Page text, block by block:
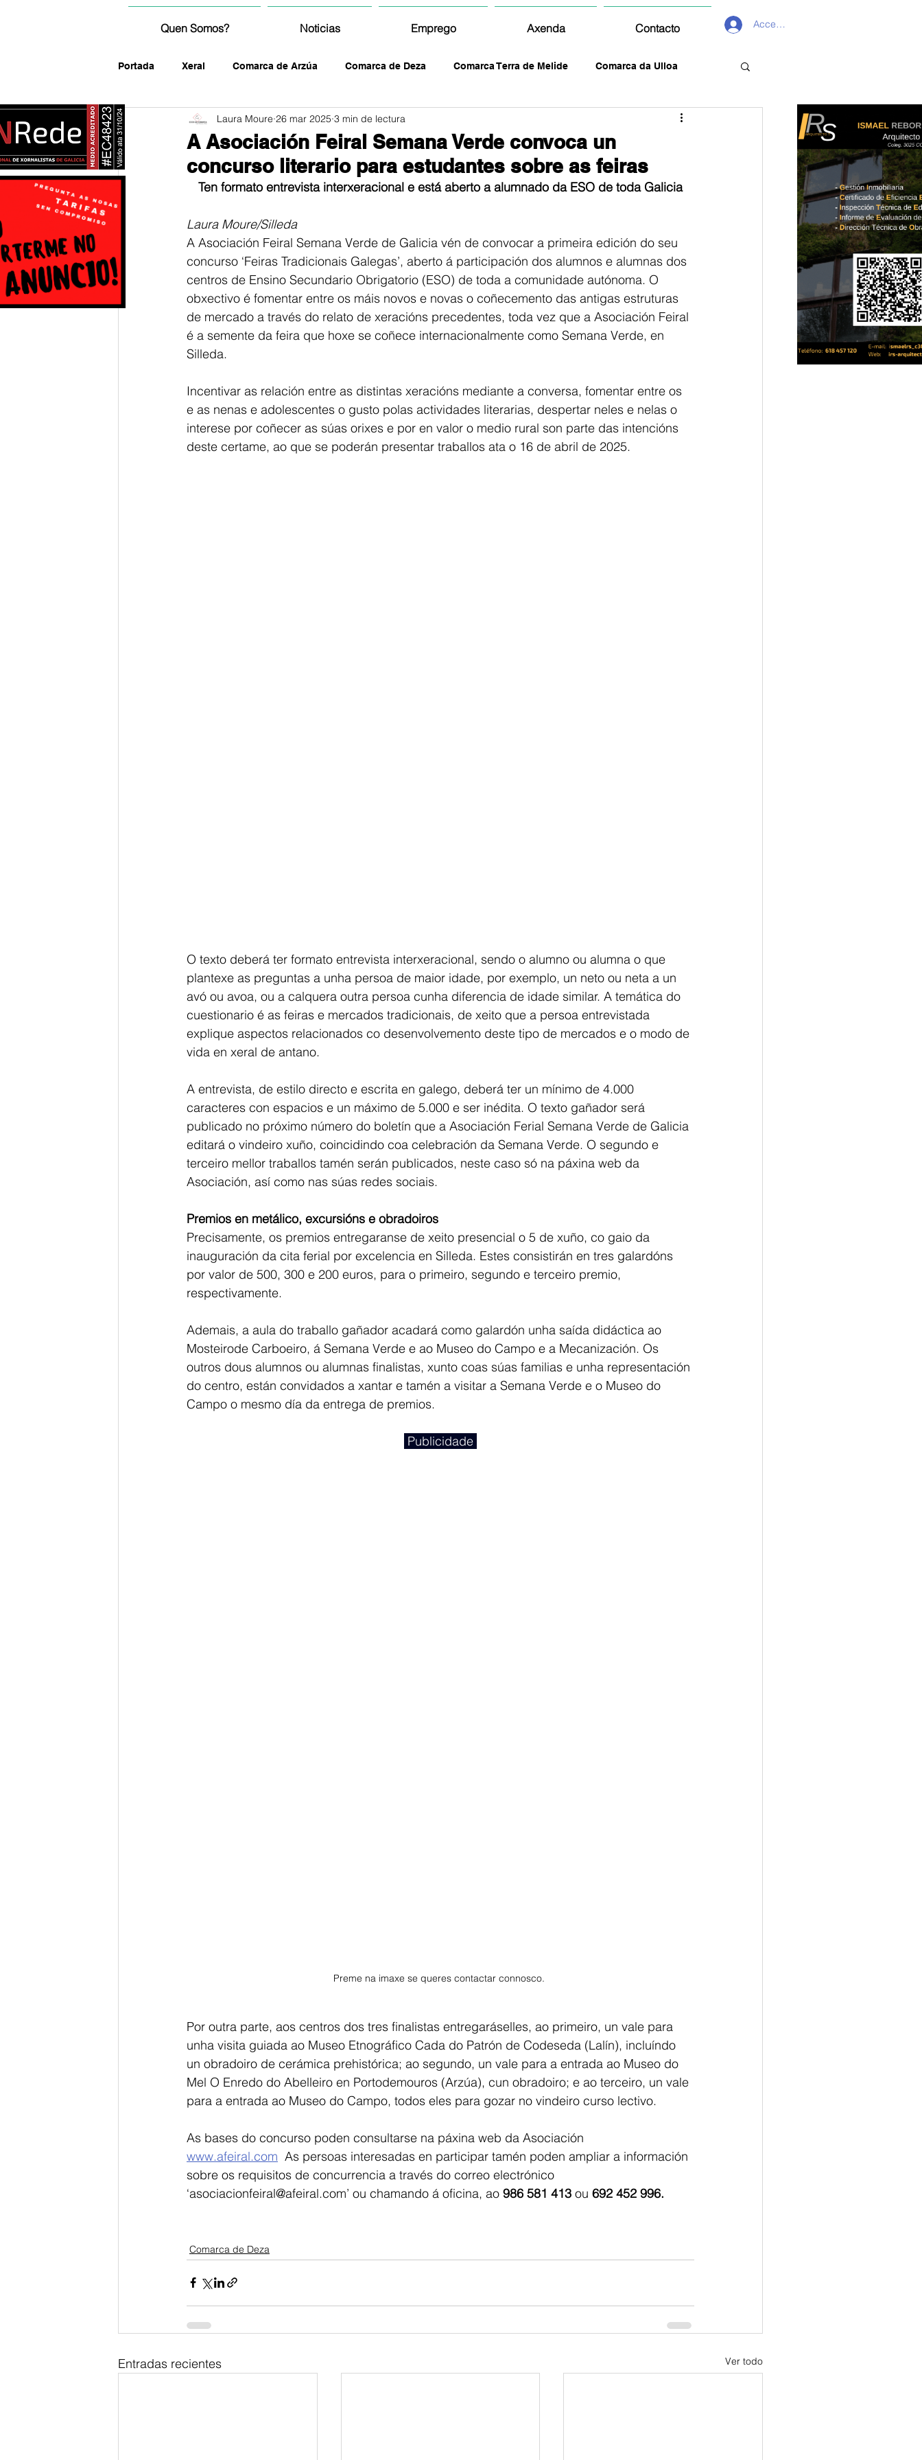
Quen Somos? Noticias Emprego Axenda Contacto Acceder
Portada Xeral Comarca de Arzúa Comarca de Deza Comarca Terra de Melide Comarca da Ulloa
fotografía
A Asociación Feiral Semana Verde convoca un
concurso literario para estudantes sobre as feiras
Laura Moure 26 mar 2025 3 min de lectura
Ten formato entrevista interxeracional e está aberto a alumnado da ESO de toda Galicia
Laura Moure/Silleda
A Asociación Feiral Semana Verde de Galicia vén de convocar a primeira edición do seu
concurso ‘Feiras Tradicionais Galegas’, aberto á participación dos alumnos e alumnas dos
centros de Ensino Secundario Obrigatorio (ESO) de toda a comunidade autónoma. O
obxectivo é fomentar entre os máis novos e novas o coñecemento das antigas estruturas
de mercado a través do relato de xeracións precedentes, toda vez que a Asociación Feiral
é a semente da feira que hoxe se coñece internacionalmente como Semana Verde, en
Silleda.
Incentivar as relación entre as distintas xeracións mediante a conversa, fomentar entre os
e as nenas e adolescentes o gusto polas actividades literarias, despertar neles e nelas o
interese por coñecer as súas orixes e por en valor o medio rural son parte das intencións
deste certame, ao que se poderán presentar traballos ata o 16 de abril de 2025.
O texto deberá ter formato entrevista interxeracional, sendo o alumno ou alumna o que
plantexe as preguntas a unha persoa de maior idade, por exemplo, un neto ou neta a un
avó ou avoa, ou a calquera outra persoa cunha diferencia de idade similar. A temática do
cuestionario é as feiras e mercados tradicionais, de xeito que a persoa entrevistada
explique aspectos relacionados co desenvolvemento deste tipo de mercados e o modo de
vida en xeral de antano.
A entrevista, de estilo directo e escrita en galego, deberá ter un mínimo de 4.000
caracteres con espacios e un máximo de 5.000 e ser inédita. O texto gañador será
publicado no próximo número do boletín que a Asociación Ferial Semana Verde de Galicia
editará o vindeiro xuño, coincidindo coa celebración da Semana Verde. O segundo e
terceiro mellor traballos tamén serán publicados, neste caso só na páxina web da
Asociación, así como nas súas redes sociais.
Premios en metálico, excursións e obradoiros
Precisamente, os premios entregaranse de xeito presencial o 5 de xuño, co gaio da
inauguración da cita ferial por excelencia en Silleda. Estes consistirán en tres galardóns
por valor de 500, 300 e 200 euros, para o primeiro, segundo e terceiro premio,
respectivamente.
Ademais, a aula do traballo gañador acadará como galardón unha saída didáctica ao
Mosteirode Carboeiro, á Semana Verde e ao Museo do Campo e a Mecanización. Os
outros dous alumnos ou alumnas finalistas, xunto coas súas familias e unha representación
do centro, están convidados a xantar e tamén a visitar a Semana Verde e o Museo do
Campo o mesmo día da entrega de premios.
Publicidade
Preme na imaxe se queres contactar connosco.
Por outra parte, aos centros dos tres finalistas entregaráselles, ao primeiro, un vale para
unha visita guiada ao Museo Etnográfico Cada do Patrón de Codeseda (Lalín), incluíndo
un obradoiro de cerámica prehistórica; ao segundo, un vale para a entrada ao Museo do
Mel O Enredo do Abelleiro en Portodemouros (Arzúa), cun obradoiro; e ao terceiro, un vale
para a entrada ao Museo do Campo, todos eles para gozar no vindeiro curso lectivo.
As bases do concurso poden consultarse na páxina web da Asociación
www.afeiral.com As persoas interesadas en participar tamén poden ampliar a información
sobre os requisitos de concurrencia a través do correo electrónico
‘asociacionfeiral@afeiral.com’ ou chamando á oficina, ao 986 581 413 ou 692 452 996.
Comarca de Deza
Entradas recientes Ver todo